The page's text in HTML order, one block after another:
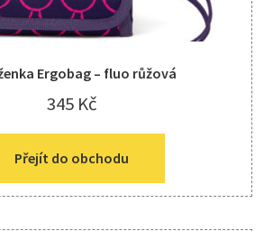
Ergobag – fluo růžová
345 Kč
Přejít do obchodu